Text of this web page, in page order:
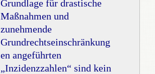
Grundlage für drastische
Maßnahmen und
zunehmende
Grundrechtseinschränkung
en angeführten
„Inzidenzzahlen“ sind kein